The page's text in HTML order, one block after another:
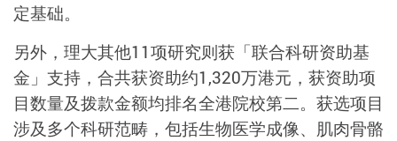
定基础。
另外，理大其他11项研究则获「联合科研资助基
金」支持，合共获资助约1,320万港元，获资助项
目数量及拨款金额均排名全港院校第二。获选项目
涉及多个科研范畴，包括生物医学成像、肌肉骨骼